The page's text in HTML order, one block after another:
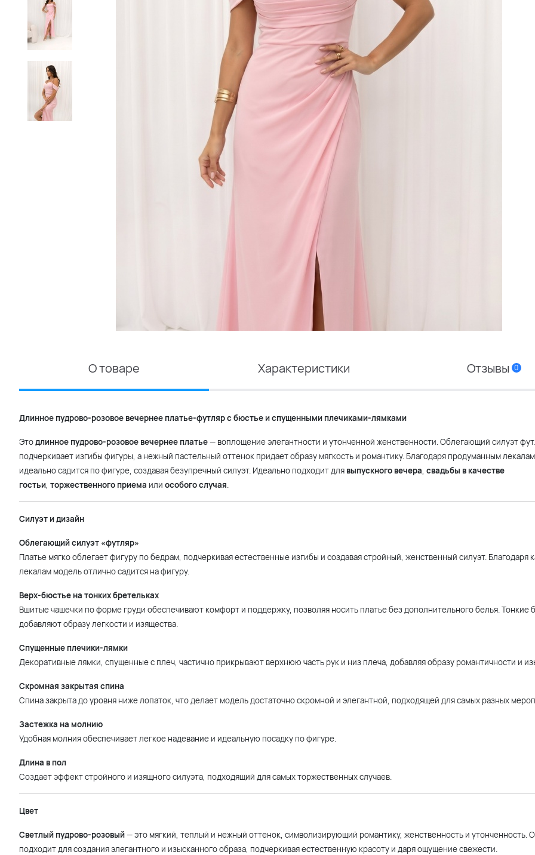
О товаре Характеристики Отзывы 0
Длинное пудрово-розовое вечернее платье-футляр с бюстье и спущенными плечиками-лямками
Этодлинное пудрово-розовое вечернее платье— воплощение элегантности и утонченной женственности. Облегающий силуэт
подчеркивает изгибы фигуры, а нежный пастельный оттенок придает образу мягкость и романтику. Благодаря продуманным
идеально садится по фигуре, создавая безупречный силуэт. Идеально подходит для выпускного вечера, свадьбы в качестве
гостьи, торжественного приема или особого случая.
Силуэт и дизайн
Облегающий силуэт «футляр»
Платье мягко облегает фигуру по бедрам, подчеркивая естественные изгибы и создавая стройный, женственный силуэт. Благодаря
лекалам модель отлично садится на фигуру.
Верх-бюстье на тонких бретельках
Вшитые чашечки по форме груди обеспечивают комфорт и поддержку, позволяя носить платье без дополнительного белья. Тонкие
добавляют образу легкости и изящества.
Спущенные плечики-лямки
Декоративные лямки, спущенные с плеч, частично прикрывают верхнюю часть рук и низ плеча, добавляя образу романтичности и
Скромная закрытая спина
Спина закрыта до уровня ниже лопаток, что делает модель достаточно скромной и элегантной, подходящей для самых разных
Застежка на молнию
Удобная молния обеспечивает легкое надевание и идеальную посадку по фигуре.
Длина в пол
Создает эффект стройного и изящного силуэта, подходящий для самых торжественных случаев.
Цвет
Светлый пудрово-розовый— это мягкий, теплый и нежный оттенок, символизирующий романтику, женственность и утонченность.
подходит для создания элегантного и изысканного образа, подчеркивая естественную красоту и даря ощущение свежести.